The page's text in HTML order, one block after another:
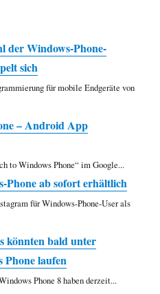
der Windows-Phone-
sich
für mobile Endgeräte von
– Android App
to Windows Phone“ im Google...
Phone ab sofort erhältlich
für Windows-Phone-User als
könnten bald unter
Phone laufen
Phone 8 haben derzeit...